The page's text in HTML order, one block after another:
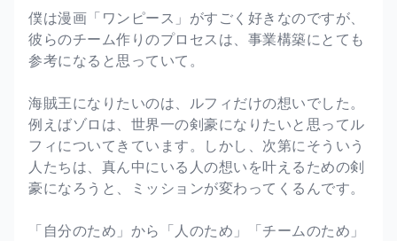
僕は漫画「ワンピース」がすごく好きなのですが、
彼らのチーム作りのプロセスは、事業構築にとても
参考になると思っていて。
海賊王になりたいのは、ルフィだけの想いでした。
例えばゾロは、世界一の剣豪になりたいと思ってル
フィについてきています。しかし、次第にそういう
人たちは、真ん中にいる人の想いを叶えるための剣
豪になろうと、ミッションが変わってくるんです。
「自分のため」から「人のため」「チームのため」